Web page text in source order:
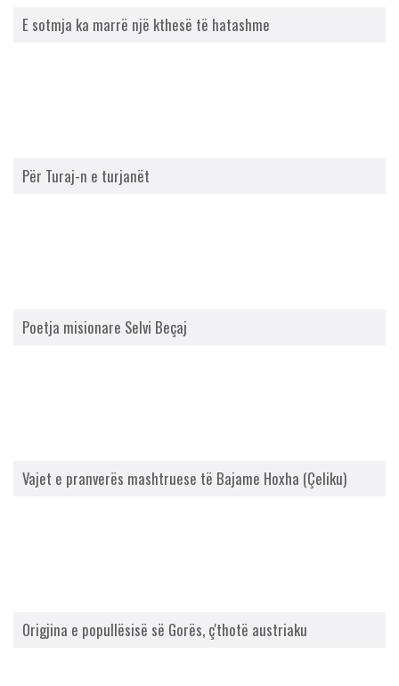
E sotmja ka marrë një kthesë të hatashme
Për Turaj-n e turjanët
Poetja misionare Selvi Beçaj
Vajet e pranverës mashtruese të Bajame Hoxha (Çeliku)
Origjina e popullësisë së Gorës, ç'thotë austriaku